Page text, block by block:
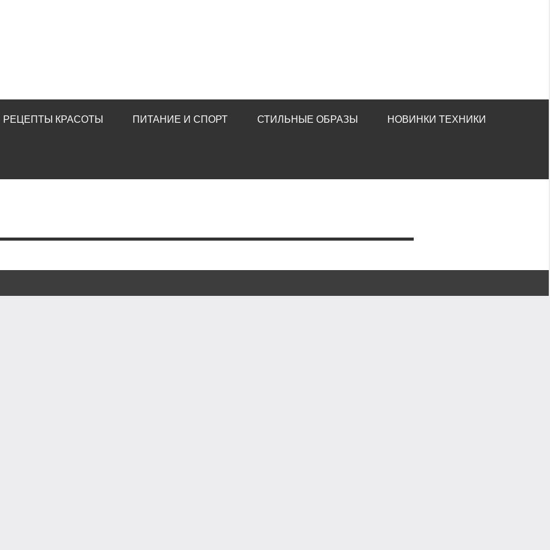
РЕЦЕПТЫ КРАСОТЫ ПИТАНИЕ И СПОРТ СТИЛЬНЫЕ ОБРАЗЫ НОВИНКИ ТЕХНИКИ